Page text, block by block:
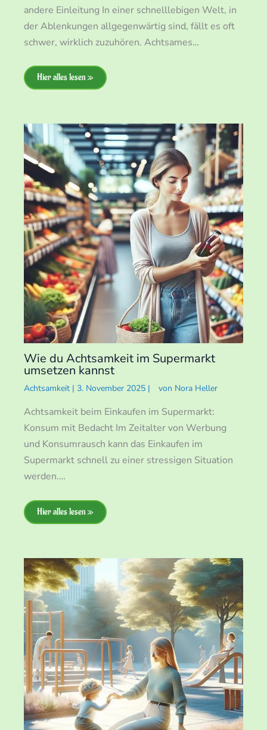
andere Einleitung In einer schnelllebigen Welt, in
der Ablenkungen allgegenwärtig sind, fällt es oft
schwer, wirklich zuzuhören. Achtsames…
Hier alles lesen »
Wie du Achtsamkeit im Supermarkt
umsetzen kannst
Achtsamkeit | 3. November 2025 | von Nora Heller
Achtsamkeit beim Einkaufen im Supermarkt:
Konsum mit Bedacht Im Zeitalter von Werbung
und Konsumrausch kann das Einkaufen im
Supermarkt schnell zu einer stressigen Situation
werden.…
Hier alles lesen »